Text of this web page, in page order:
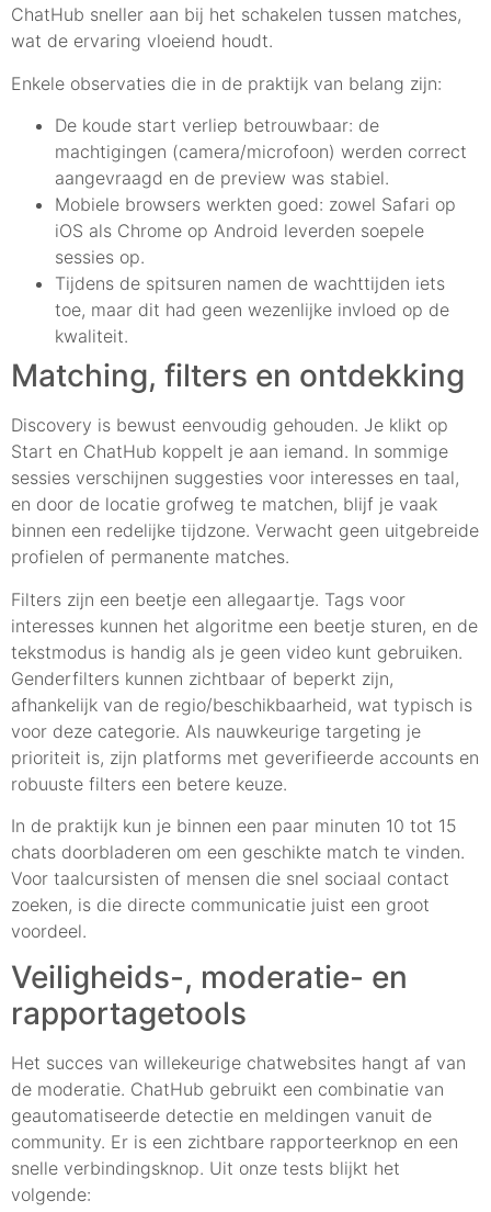
ChatHub sneller aan bij het schakelen tussen matches,
wat de ervaring vloeiend houdt.
Enkele observaties die in de praktijk van belang zijn:
De koude start verliep betrouwbaar: de
machtigingen (camera/microfoon) werden correct
aangevraagd en de preview was stabiel.
Mobiele browsers werkten goed: zowel Safari op
iOS als Chrome op Android leverden soepele
sessies op.
Tijdens de spitsuren namen de wachttijden iets
toe, maar dit had geen wezenlijke invloed op de
kwaliteit.
Matching, filters en ontdekking
Discovery is bewust eenvoudig gehouden. Je klikt op
Start en ChatHub koppelt je aan iemand. In sommige
sessies verschijnen suggesties voor interesses en taal,
en door de locatie grofweg te matchen, blijf je vaak
binnen een redelijke tijdzone. Verwacht geen uitgebreide
profielen of permanente matches.
Filters zijn een beetje een allegaartje. Tags voor
interesses kunnen het algoritme een beetje sturen, en de
tekstmodus is handig als je geen video kunt gebruiken.
Genderfilters kunnen zichtbaar of beperkt zijn,
afhankelijk van de regio/beschikbaarheid, wat typisch is
voor deze categorie. Als nauwkeurige targeting je
prioriteit is, zijn platforms met geverifieerde accounts en
robuuste filters een betere keuze.
In de praktijk kun je binnen een paar minuten 10 tot 15
chats doorbladeren om een geschikte match te vinden.
Voor taalcursisten of mensen die snel sociaal contact
zoeken, is die directe communicatie juist een groot
voordeel.
Veiligheids-, moderatie- en
rapportagetools
Het succes van willekeurige chatwebsites hangt af van
de moderatie. ChatHub gebruikt een combinatie van
geautomatiseerde detectie en meldingen vanuit de
community. Er is een zichtbare rapporteerknop en een
snelle verbindingsknop. Uit onze tests blijkt het
volgende: